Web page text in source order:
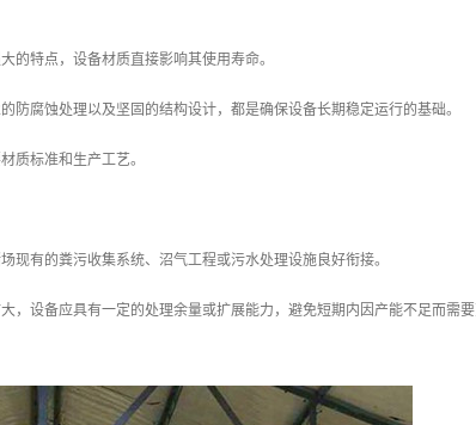
的特点，设备材质直接影响其使用寿命。
防腐蚀处理以及坚固的结构设计，都是确保设备长期稳定运行的基础。
质标准和生产工艺。
现有的粪污收集系统、沼气工程或污水处理设施良好衔接。
，设备应具有一定的处理余量或扩展能力，避免短期内因产能不足而需